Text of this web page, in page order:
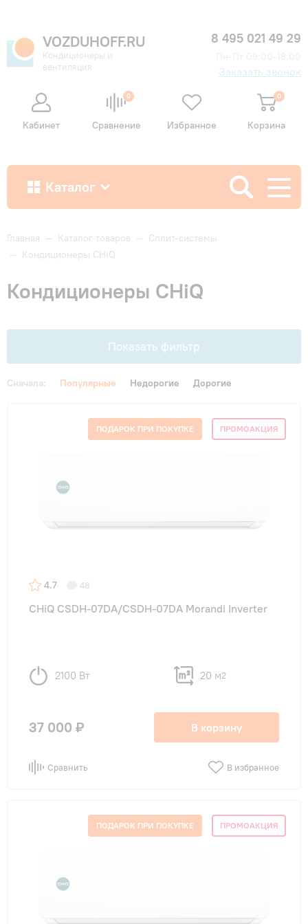
VOZDUHOFF.RU
Кондиционеры и
вентиляция
8 495 021 49 29
Заказать звонок
Кабинет
0
Сравнение Избранное
0
Корзина
Каталог
Как купить
Монтаж
Главная — Каталог товаров — Сплит-системы
— Кондиционеры CHiQ
Кондиционеры CHiQ
Показать фильтр
Площадь, м2
до 35 м²
Тип внутреннего блока
(20)
Сначала: Популярные Недорогие Дорогие
ПОДАРОК ПРИ ПОКУПКЕ ПРОМОАКЦИЯ
4.7 48
CHiQ CSDH-07DA/CSDH-07DA Morandi Inverter
2100 Вт 20 м2
37 000 ₽ В корзину
Сравнить В избранное
ПОДАРОК ПРИ ПОКУПКЕ ПРОМОАКЦИЯ